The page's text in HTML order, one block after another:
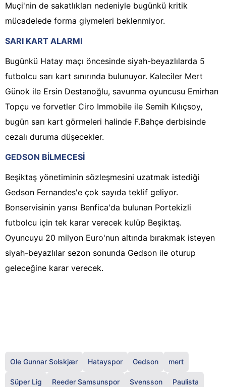
Muçi'nin de sakatlıkları nedeniyle bugünkü kritik
mücadelede forma giymeleri beklenmiyor.
SARI KART ALARMI
Bugünkü Hatay maçı öncesinde siyah-beyazlılarda 5
futbolcu sarı kart sınırında bulunuyor. Kaleciler Mert
Günok ile Ersin Destanoğlu, savunma oyuncusu Emirhan
Topçu ve forvetler Ciro Immobile ile Semih Kılıçsoy,
bugün sarı kart görmeleri halinde F.Bahçe derbisinde
cezalı duruma düşecekler.
GEDSON BİLMECESİ
Beşiktaş yönetiminin sözleşmesini uzatmak istediği
Gedson Fernandes'e çok sayıda teklif geliyor.
Bonservisinin yarısı Benfica'da bulunan Portekizli
futbolcu için tek karar verecek kulüp Beşiktaş.
Oyuncuyu 20 milyon Euro'nun altında bırakmak isteyen
siyah-beyazlılar sezon sonunda Gedson ile oturup
geleceğine karar verecek.
Ole Gunnar Solskjær Hatayspor Gedson mert
Süper Lig Reeder Samsunspor Svensson Paulista